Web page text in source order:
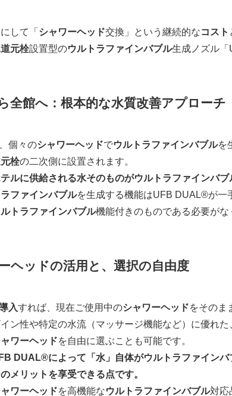
して「 シャワーヘッド交換」という継続的なコスト
元栓設置型のウルトラファインバブル生成ノズル「
全館へ：根本的な水質改善アプローチ
個々のシャワーヘッドでウルトラファインバブルを
栓の二次側に設置されます。
ルに供給される水そのものがウルトラファインバブ
ファインバブルを生成する機能はUFB DUAL®が一
ルトラファインバブル機能付きのものである必要がな
ヘッドの活用と、選択の自由度
入すれば、現在ご使用中のシャワーヘッドをそのま
ン性や特定の水流（マッサージ機能など）に優れた
ワーヘッドを自由に選ぶことも可能です。
DUAL®によって「水」自体がウルトラファイン
メリットを享受できる点です。
ワーヘッドを高機能なウルトラファインバブル対応